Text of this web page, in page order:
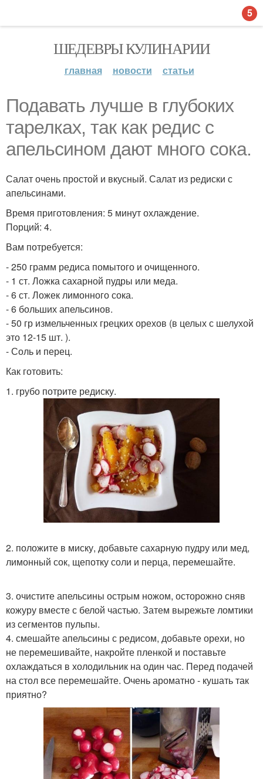
ШЕДЕВРЫ КУЛИНАРИИ
главная новости статьи
Подавать лучше в глубоких
тарелках, так как редис с
апельсином дают много сока.
Салат очень простой и вкусный. Салат из редиски с
апельсинами.
Время приготовления: 5 минут охлаждение.
Порций: 4.
Вам потребуется:
- 250 грамм редиса помытого и очищенного.
- 1 ст. Ложка сахарной пудры или меда.
- 6 ст. Ложек лимонного сока.
- 6 больших апельсинов.
- 50 гр измельченных грецких орехов (в целых с шелухой
это 12-15 шт. ).
- Соль и перец.
Как готовить:
1. грубо потрите редиску.
2. положите в миску, добавьте сахарную пудру или мед,
лимонный сок, щепотку соли и перца, перемешайте.
3. очистите апельсины острым ножом, осторожно сняв
кожуру вместе с белой частью. Затем вырежьте ломтики
из сегментов пульпы.
4. смешайте апельсины с редисом, добавьте орехи, но
не перемешивайте, накройте пленкой и поставьте
охлаждаться в холодильник на один час. Перед подачей
на стол все перемешайте. Очень ароматно - кушать так
приятно?
5